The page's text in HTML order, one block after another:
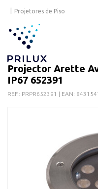
Projetores de Piso
Projector Arette
IP67 652391
REF.: PRPR652391 | EAN: